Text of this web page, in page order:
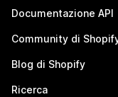
Documentazione API
Community di
Blog di Shopify
Ricerca